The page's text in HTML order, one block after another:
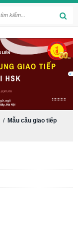
/ Mẫu câu giao tiếp